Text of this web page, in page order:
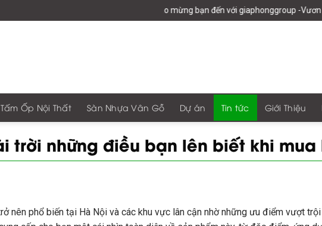
Chào mừng bạn đến với giaphonggroup -Vươn Tầm Tổ Âm
Tấm Ốp Nội Thất Sàn Nhựa Vân Gỗ Dự án Tin tức Giới Thiệu
trời những điều bạn lên biết khi mua
nên phổ biến tại Hà Nội và các khu vực lân cận nhờ những ưu điểm vượt